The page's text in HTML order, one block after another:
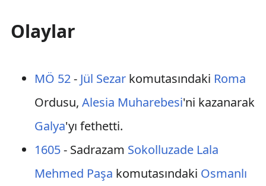
Olaylar
MÖ 52- Jül Sezarkomutasındaki Roma
Ordusu, Alesia Muharebesi'ni kazanarak
Galya'yı fethetti.
1605- Sadrazam Sokolluzade Lala
Mehmed Paşa komutasındaki Osmanlı